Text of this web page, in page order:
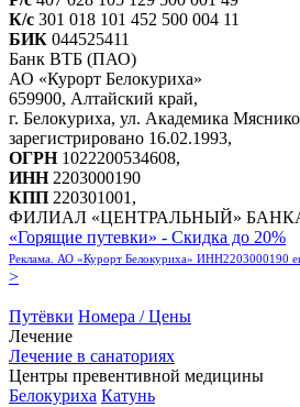
К/с 301 018 101 452 500 004 11
БИК 044525411
Банк ВТБ (ПАО)
АО «Курорт Белокуриха»
659900, Алтайский край,
г. Белокуриха, ул. Академика
зарегистрировано 16.02.1993,
ОГРН1022200534608,
ИНН2203000190
КПП 220301001,
ФИЛИАЛ «ЦЕНТРАЛЬНЫЙ»
«Горящие путевки» - Скидка до 20%
Реклама. АО «Курорт Белокуриха» ИНН2203000190
>
Путёвки Номера / Цены
Лечение
Лечение в санаториях
Центры превентивной медицины
Белокуриха Катунь